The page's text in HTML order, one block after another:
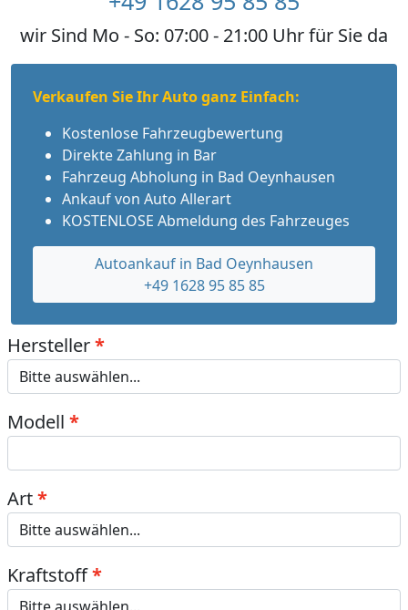
wir Sind Mo - So: 07:00 - 21:00 Uhr für Sie da
Verkaufen Sie Ihr Auto ganz Einfach:
Kostenlose Fahrzeugbewertung
Direkte Zahlung in Bar
Fahrzeug Abholung in Bad Oeynhausen
Ankauf von Auto Allerart
KOSTENLOSE Abmeldung des Fahrzeuges
Autoankauf in Bad Oeynhausen
+49 1628 95 85 85
Hersteller
Modell
Art
Kraftstoff